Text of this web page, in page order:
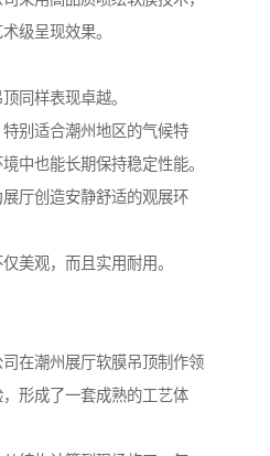
级呈现效果。
同样表现卓越。
别适合潮州地区的气候特
中也能长期保持稳定性能。
厅创造安静舒适的观展环
美观，而且实用耐用。
在潮州展厅软膜吊顶制作领
形成了一套成熟的工艺体